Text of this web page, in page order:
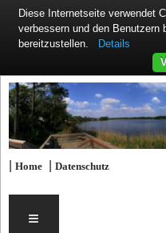
|Home |Datenschutz
≡
Diese Internetseite verwendet
verbessern und den Benutzern
bereitzustellen.
Details